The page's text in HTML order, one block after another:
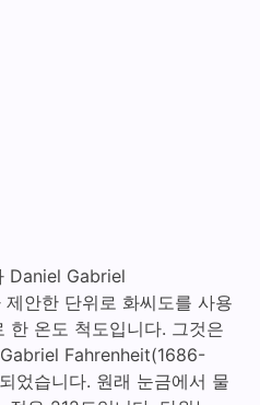
Daniel Gabriel
안한 단위로 화씨도를 사용
한 온도 척도입니다. 그것은
Fahrenheit(1686-
었습니다. 원래 눈금에서 물